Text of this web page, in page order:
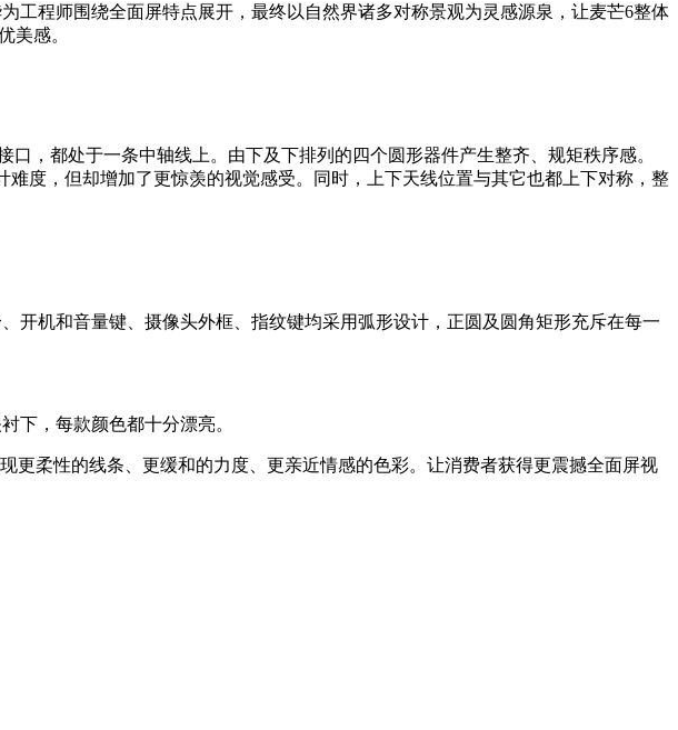
工程师围绕全面屏特点展开，最终以自然界诸多对称景观为灵感源泉，让麦芒6整体
美感。
，都处于一条中轴线上。由下及下排列的四个圆形器件产生整齐、规矩秩序感。
度，但却增加了更惊羡的视觉感受。同时，上下天线位置与其它也都上下对称，整
开机和音量键、摄像头外框、指纹键均采用弧形设计，正圆及圆角矩形充斥在每一
下，每款颜色都十分漂亮。
更柔性的线条、更缓和的力度、更亲近情感的色彩。让消费者获得更震撼全面屏视